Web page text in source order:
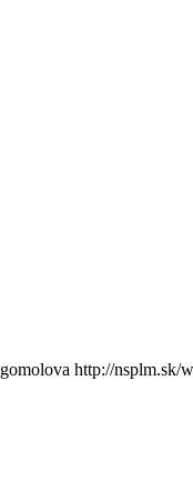
gomolova http://nsplm.sk/